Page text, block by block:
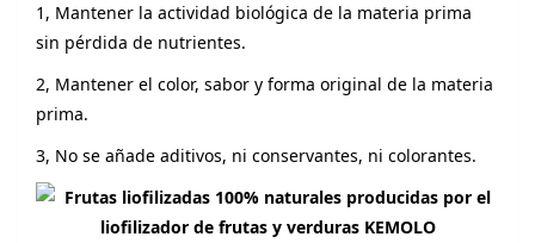
1, Mantener la actividad biológica de la materia prima
sin pérdida de nutrientes.
2, Mantener el color, sabor y forma original de la materia
prima.
3, No se añade aditivos, ni conservantes, ni colorantes.